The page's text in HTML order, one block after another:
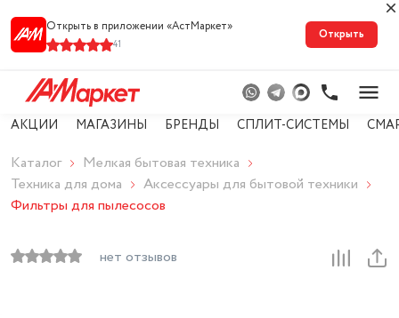
Открыть в приложении «АстМарке‪т‬»
41
Открыть
АКЦИИ МАГАЗИНЫ БРЕНДЫ СПЛИТ-СИСТЕМЫ
Каталог
Мелкая бытовая техника
Техника для дома
Аксессуары для бытовой техники
Фильтры для пылесосов
нет отзывов